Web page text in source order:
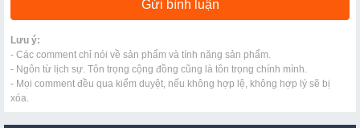
Lưu ý:
- Các comment chỉ nói về sản phẩm và tính năng sản phẩm.
- Ngôn từ lịch sự. Tôn trọng cộng đồng cũng là tôn trọng chính mình.
- Mọi comment đều qua kiểm duyệt, nếu không hợp lệ, không hợp lý sẽ bị
xóa.